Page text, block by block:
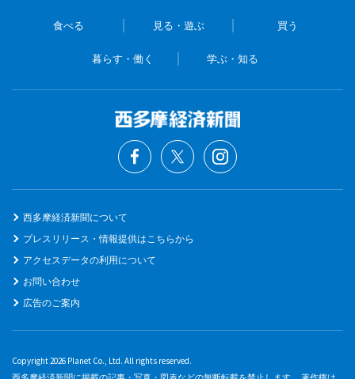
食べる 見る・遊ぶ 買う
暮らす・働く 学ぶ・知る
西多摩経済新聞について
プレスリリース・情報提供はこちらから
アクセスデータの利用について
お問い合わせ
広告のご案内
Copyright 2026 Planet Co., Ltd. All rights reserved.